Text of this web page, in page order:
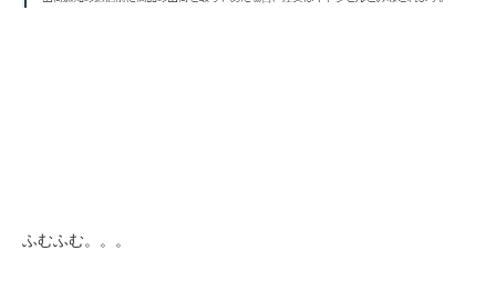
ふむふむ。。。